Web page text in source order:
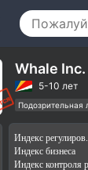
Whale Inc.
5-10 лет
Подозрительная
Регион
Высокие
Индекс бизнеса